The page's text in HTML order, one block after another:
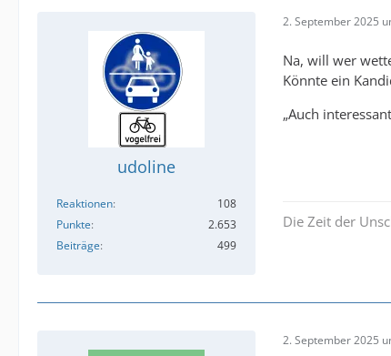
udoline
Reaktionen
108
Punkte
2.653
Beiträge
499
2. September 2025
Na, will wer
Könnte ein
„Auch
Die Zeit der
2. September 2025